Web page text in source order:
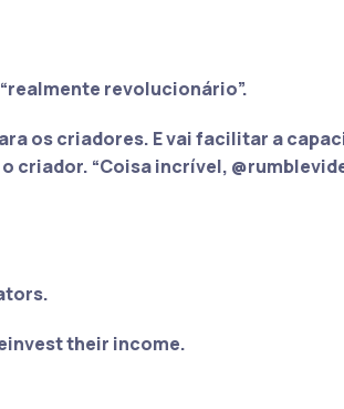
revolucionário”.
os criadores. E vai facilitar a
criador. “Coisa incrível,
their income.